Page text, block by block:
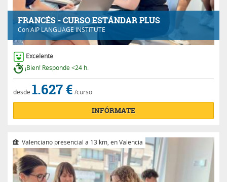
FRANCÉS - CURSO ESTÁNDAR PLUS
ConAIP LANGUAGE INSTITUTE
Excelente
¡Bien! Responde <24 h.
desde 1.627 € /curso
INFÓRMATE
Valenciano presencial a 13 km, en Valencia